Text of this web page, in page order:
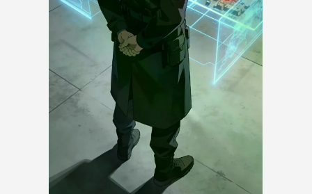
Avatar Video
Fotoğraf
Tüm şablonları görüntüle